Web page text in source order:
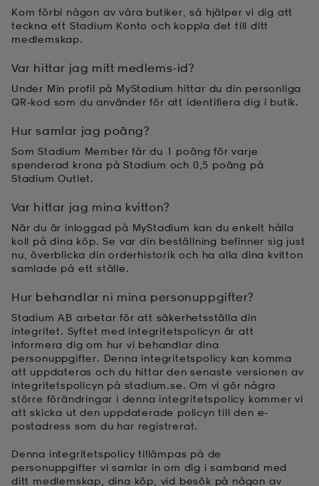
Kom förbi någon av våra butiker, så hjälper vi dig att
teckna ett Stadium Konto och koppla det till ditt
medlemskap.
Var hittar jag mitt medlems-id?
Under Min profil på MyStadium hittar du din personliga
QR-kod som du använder för att identifiera dig i butik.
Hur samlar jag poäng?
Som Stadium Member får du 1 poäng för varje
spenderad krona på Stadium och 0,5 poäng på
Stadium Outlet.
Var hittar jag mina kvitton?
När du är inloggad på MyStadium kan du enkelt hålla
koll på dina köp. Se var din beställning befinner sig just
nu, överblicka din orderhistorik och ha alla dina kvitton
samlade på ett ställe.
Hur behandlar ni mina personuppgifter?
Stadium AB arbetar för att säkerhetsställa din
integritet. Syftet med integritetspolicyn är att
informera dig om hur vi behandlar dina
personuppgifter. Denna integritetspolicy kan komma
att uppdateras och du hittar den senaste versionen av
integritetspolicyn på stadium.se. Om vi gör några
större förändringar i denna integritetspolicy kommer vi
att skicka ut den uppdaterade policyn till den e-
postadress som du har registrerat.
Denna integritetspolicy tillämpas på de
personuppgifter vi samlar in om dig i samband med
ditt medlemskap, dina köp, vid besök på någon av